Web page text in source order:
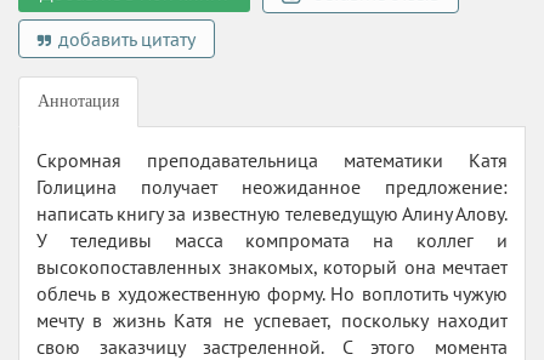
добавить цитату
Аннотация
Скромная преподавательница математики Катя
Голицина получает неожиданное предложение:
написать книгу за известную телеведущую Алину Алову.
У теледивы масса компромата на коллег и
высокопоставленных знакомых, который она мечтает
облечь в художественную форму. Но воплотить чужую
мечту в жизнь Катя не успевает, поскольку находит
свою заказчицу застреленной. С этого момента